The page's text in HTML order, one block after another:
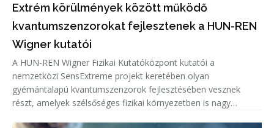
Extrém körülmények között működő
kvantumszenzorokat fejlesztenek a HUN-REN
Wigner kutatói
A HUN-REN Wigner Fizikai Kutatóközpont kutatói a
nemzetközi SensExtreme projekt keretében olyan
gyémántalapú kvantumszenzorok fejlesztésében vesznek
részt, amelyek szélsőséges fizikai környezetben is nagy